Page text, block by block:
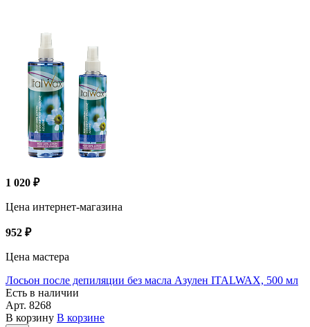
1 020 ₽
Цена интернет-магазина
952 ₽
Цена мастера
Лосьон после депиляции без масла Азулен ITALWAX, 500 мл
Есть в наличии
Арт. 8268
В корзину В корзине